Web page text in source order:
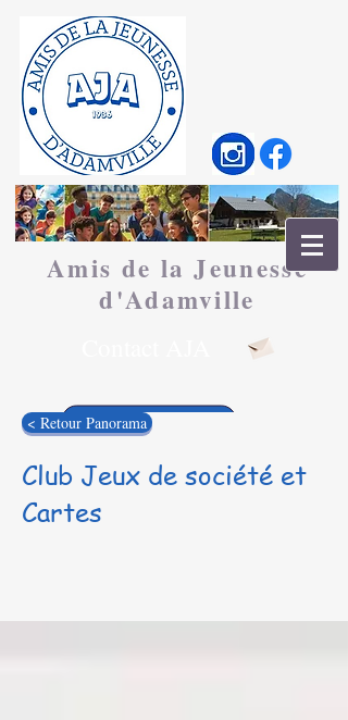
Amis de la Jeunesse
d'Adamville
< Retour Panorama
Club Jeux de société et
Cartes